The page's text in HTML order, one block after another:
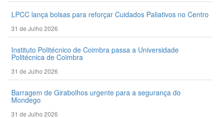
LPCC lança bolsas para reforçar Cuidados Paliativos no Centro
31 de Julho 2026
Instituto Politécnico de Coimbra passa a Universidade
Politécnica de Coimbra
31 de Julho 2026
Barragem de Girabolhos urgente para a segurança do
Mondego
31 de Julho 2026